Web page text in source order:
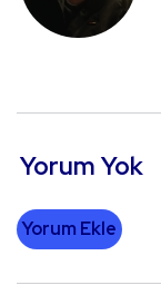
Yorum Yok
Yorum Ekle